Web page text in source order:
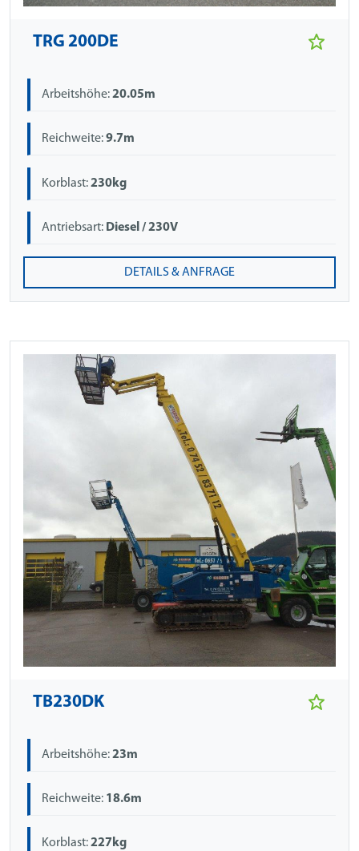
TRG 200DE
Arbeitshöhe:20.05m
Reichweite:9.7m
Korblast:230kg
Antriebsart: Diesel / 230V
DETAILS & ANFRAGE
TB230DK
Arbeitshöhe:23m
Reichweite: 18.6m
Korblast:227kg